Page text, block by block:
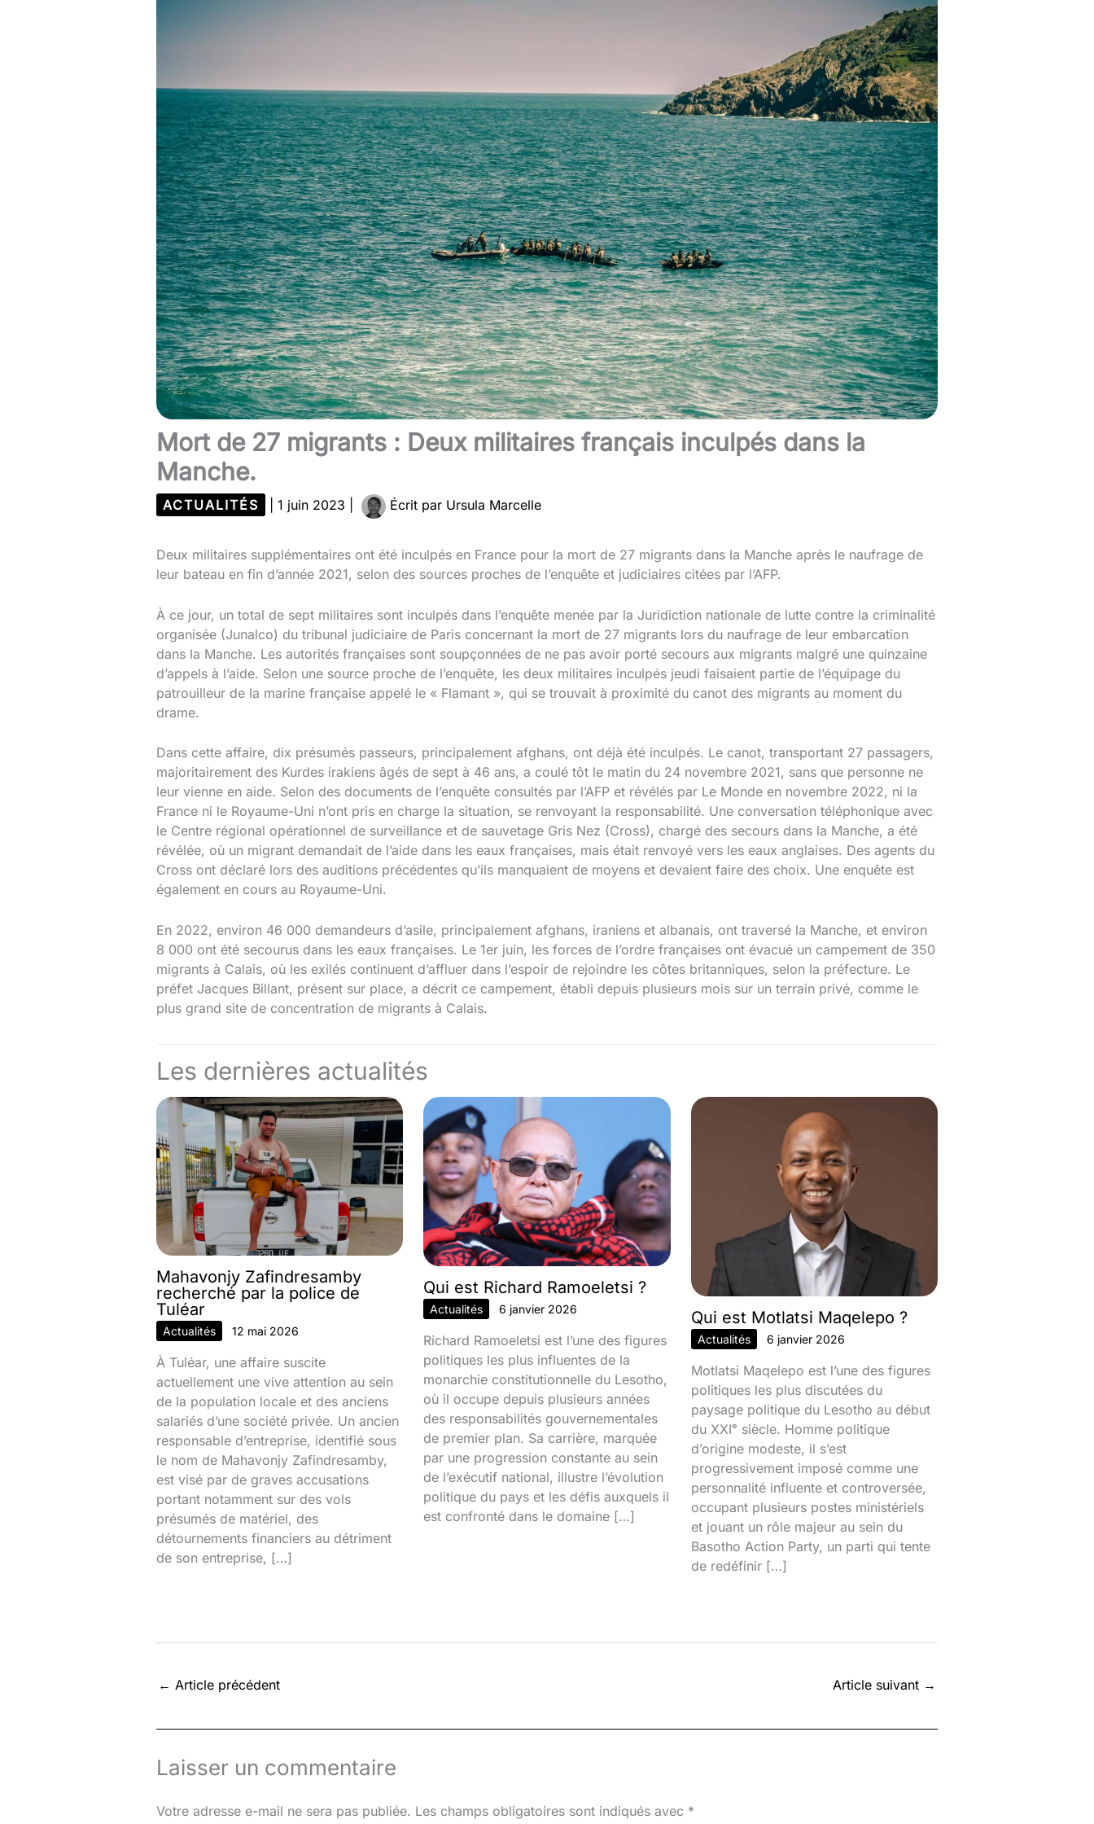
Mort de 27 migrants : Deux militaires français inculpés dans la
Manche.
ACTUALITÉS 1 juin 2023 Écrit par Ursula Marcelle
Deux militaires supplémentaires ont été inculpés en France pour la mort de 27 migrants dans la Manche après le naufrage de
leur bateau en fin d’année 2021, selon des sources proches de l’enquête et judiciaires citées par l’AFP.
À ce jour, un total de sept militaires sont inculpés dans l’enquête menée par la Juridiction nationale de lutte contre la criminalité
organisée (Junalco) du tribunal judiciaire de Paris concernant la mort de 27 migrants lors du naufrage de leur embarcation
dans la Manche. Les autorités françaises sont soupçonnées de ne pas avoir porté secours aux migrants malgré une quinzaine
d’appels à l’aide. Selon une source proche de l’enquête, les deux militaires inculpés jeudi faisaient partie de l’équipage du
patrouilleur de la marine française appelé le « Flamant », qui se trouvait à proximité du canot des migrants au moment du
drame.
Dans cette affaire, dix présumés passeurs, principalement afghans, ont déjà été inculpés. Le canot, transportant 27 passagers,
majoritairement des Kurdes irakiens âgés de sept à 46 ans, a coulé tôt le matin du 24 novembre 2021, sans que personne ne
leur vienne en aide. Selon des documents de l’enquête consultés par l’AFP et révélés par Le Monde en novembre 2022, ni la
France ni le Royaume-Uni n’ont pris en charge la situation, se renvoyant la responsabilité. Une conversation téléphonique avec
le Centre régional opérationnel de surveillance et de sauvetage Gris Nez (Cross), chargé des secours dans la Manche, a été
révélée, où un migrant demandait de l’aide dans les eaux françaises, mais était renvoyé vers les eaux anglaises. Des agents du
Cross ont déclaré lors des auditions précédentes qu’ils manquaient de moyens et devaient faire des choix. Une enquête est
également en cours au Royaume-Uni.
En 2022, environ 46 000 demandeurs d’asile, principalement afghans, iraniens et albanais, ont traversé la Manche, et environ
8 000 ont été secourus dans les eaux françaises. Le 1er juin, les forces de l’ordre françaises ont évacué un campement de 350
migrants à Calais, où les exilés continuent d’affluer dans l’espoir de rejoindre les côtes britanniques, selon la préfecture. Le
préfet Jacques Billant, présent sur place, a décrit ce campement, établi depuis plusieurs mois sur un terrain privé, comme le
plus grand site de concentration de migrants à Calais.
Les dernières actualités
Mahavonjy Zafindresamby
recherché par la police de
Tuléar
Actualités 12 mai 2026
À Tuléar, une affaire suscite
actuellement une vive attention au sein
de la population locale et des anciens
salariés d’une société privée. Un ancien
responsable d’entreprise, identifié sous
le nom de Mahavonjy Zafindresamby,
est visé par de graves accusations
portant notamment sur des vols
présumés de matériel, des
détournements financiers au détriment
de son entreprise, […]
Qui est Richard Ramoeletsi ?
Actualités 6 janvier 2026
Richard Ramoeletsi est l’une des figures
politiques les plus influentes de la
monarchie constitutionnelle du Lesotho,
où il occupe depuis plusieurs années
des responsabilités gouvernementales
de premier plan. Sa carrière, marquée
par une progression constante au sein
de l’exécutif national, illustre l’évolution
politique du pays et les défis auxquels il
est confronté dans le domaine […]
Qui est Motlatsi Maqelepo ?
Actualités 6 janvier 2026
Motlatsi Maqelepo est l’une des figures
politiques les plus discutées du
paysage politique du Lesotho au début
du XXIᵉ siècle. Homme politique
d’origine modeste, il s’est
progressivement imposé comme une
personnalité influente et controversée,
occupant plusieurs postes ministériels
et jouant un rôle majeur au sein du
Basotho Action Party, un parti qui tente
de redéfinir […]
← Article précédent Article suivant →
Laisser un commentaire
Votre adresse e-mail ne sera pas publiée. Les champs obligatoires sont indiqués avec *